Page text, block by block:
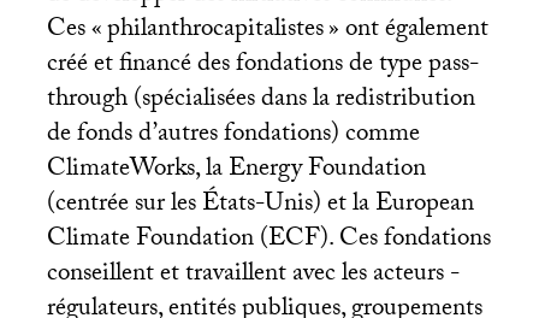
Ces «philanthrocapitalistes» ont également
créé et financé des fondations de type pass-
through (spécialisées dans la redistribution
de fonds d’autres fondations) comme
ClimateWorks, la Energy Foundation
(centrée sur les États-Unis) et la European
Climate Foundation (ECF). Ces fondations
conseillent et travaillent avec les acteurs -